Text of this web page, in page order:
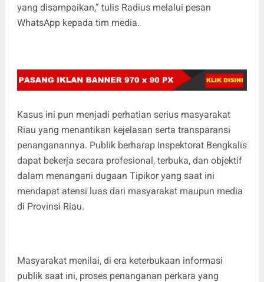
yang disampaikan,” tulis Radius melalui pesan
WhatsApp kepada tim media.
Kasus ini pun menjadi perhatian serius masyarakat
Riau yang menantikan kejelasan serta transparansi
penanganannya. Publik berharap Inspektorat Bengkalis
dapat bekerja secara profesional, terbuka, dan objektif
dalam menangani dugaan Tipikor yang saat ini
mendapat atensi luas dari masyarakat maupun media
di Provinsi Riau.
Masyarakat menilai, di era keterbukaan informasi
publik saat ini, proses penanganan perkara yang